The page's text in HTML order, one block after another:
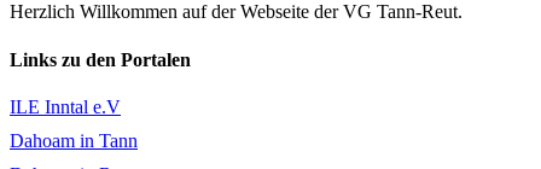
Herzlich Willkommen auf der Webseite der VG Tann-Reut.
Links zu den Portalen
ILE Inntal e.V
Dahoam in Tann